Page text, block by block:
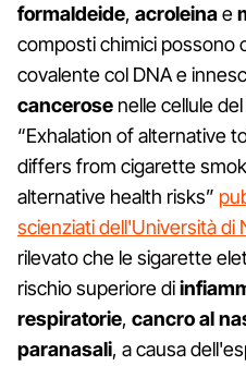
formaldeide, acroleinae
composti chimici possono
covalente col DNA e
cancerose nelle cellule
“Exhalation of alternative
differs from cigarette
alternative health risks”
scienziati dell'Università di
rilevato che le sigarette
rischio superiore di
respiratorie, cancro al
paranasali, a causa